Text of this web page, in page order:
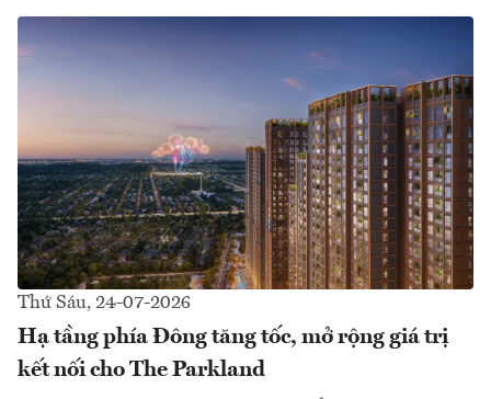
Thứ Sáu, 24-07-2026
Hạ tầng phía Đông tăng tốc, mở rộng giá trị
kết nối cho The Parkland